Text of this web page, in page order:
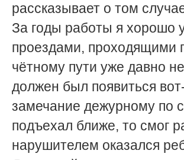
рассказывает о том
За годы работы я хорошо
проездами, проходящими
чётному пути уже давно
должен был появиться
замечание дежурному по
подъехал ближе, то смог
нарушителем оказался